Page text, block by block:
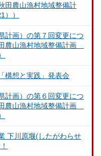
田農山漁村地域整備計
）
計画）の第７回変更につ
農山漁村地域整備計画
構想と実践」発表会
計画）の第６回変更につ
農山漁村地域整備計画
下川原堰(したがわらせ